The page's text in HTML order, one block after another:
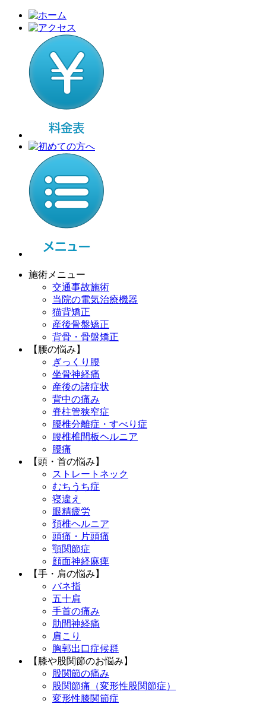
施術メニュー
交通事故施術
当院の電気治療機器
猫背矯正
産後骨盤矯正
背骨・骨盤矯正
【腰の悩み】
ぎっくり腰
坐骨神経痛
産後の諸症状
背中の痛み
脊柱管狭窄症
腰椎分離症・すべり症
腰椎椎間板ヘルニア
腰痛
【頭・首の悩み】
ストレートネック
むちうち症
寝違え
眼精疲労
頚椎ヘルニア
頭痛・片頭痛
顎関節症
顔面神経麻痺
【手・肩の悩み】
バネ指
五十肩
手首の痛み
肋間神経痛
肩こり
胸郭出口症候群
【膝や股関節のお悩み】
股関節の痛み
股関節痛（変形性股関節症）
変形性膝関節症